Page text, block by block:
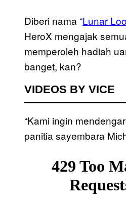
Diberi nama “Lunar
HeroX mengajak
memperoleh hadiah
banget, kan?
VIDEOS BY VICE
“Kami ingin
panitia sayembara